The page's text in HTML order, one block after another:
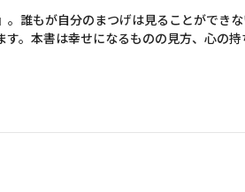
誰もが自分のまつげは見ることができ
。本書は幸せになるものの見方、心の